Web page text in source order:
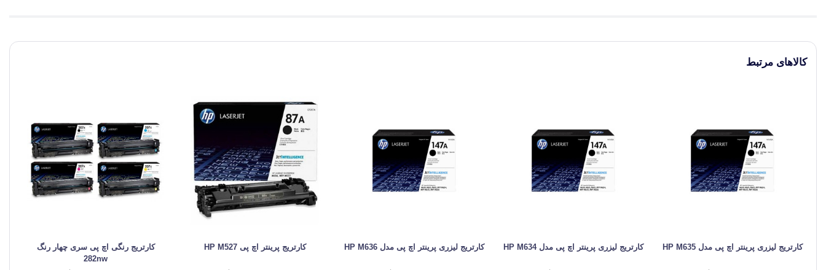
کالاهای مرتبط
کارتریج لیزری پرینتر اچ پی مدل HP M635 کارتریج لیزری پرینتر اچ پی مدل HP M634 کارتریج لیزری پرینتر اچ پی مدل HP M636 کارتریج پرینتر اچ پی HP M527
کارتریج رنگی اچ پی سری چهار رنگ
282nw